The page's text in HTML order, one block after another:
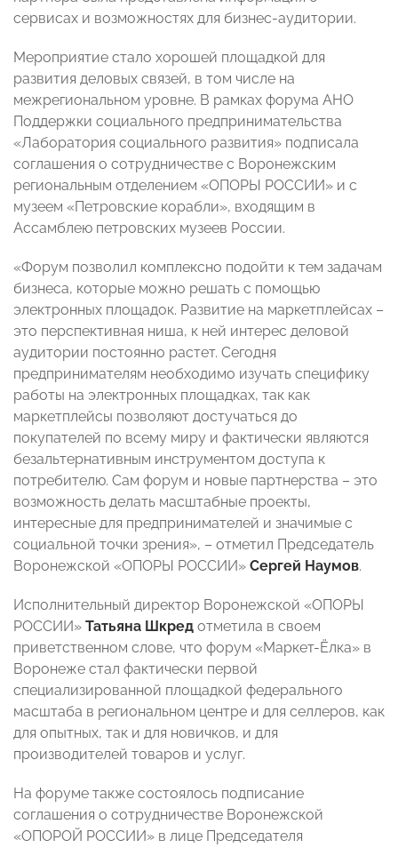
сервисах и возможностях для бизнес-аудитории.
Мероприятие стало хорошей площадкой для
развития деловых связей, в том числе на
межрегиональном уровне. В рамках форума АНО
Поддержки социального предпринимательства
«Лаборатория социального развития» подписала
соглашения о сотрудничестве с Воронежским
региональным отделением «ОПОРЫ РОССИИ» и с
музеем «Петровские корабли», входящим в
Ассамблею петровских музеев России.
«Форум позволил комплексно подойти к тем задачам
бизнеса, которые можно решать с помощью
электронных площадок. Развитие на маркетплейсах –
это перспективная ниша, к ней интерес деловой
аудитории постоянно растет. Сегодня
предпринимателям необходимо изучать специфику
работы на электронных площадках, так как
маркетплейсы позволяют достучаться до
покупателей по всему миру и фактически являются
безальтернативным инструментом доступа к
потребителю. Сам форум и новые партнерства – это
возможность делать масштабные проекты,
интересные для предпринимателей и значимые с
социальной точки зрения», – отметил Председатель
Воронежской «ОПОРЫ РОССИИ» Сергей Наумов.
Исполнительный директор Воронежской «ОПОРЫ
РОССИИ» Татьяна Шкред отметила в своем
приветственном слове, что форум «Маркет-Ёлка» в
Воронеже стал фактически первой
специализированной площадкой федерального
масштаба в региональном центре и для селлеров, как
для опытных, так и для новичков, и для
производителей товаров и услуг.
На форуме также состоялось подписание
соглашения о сотрудничестве Воронежской
«ОПОРОЙ РОССИИ» в лице Председателя